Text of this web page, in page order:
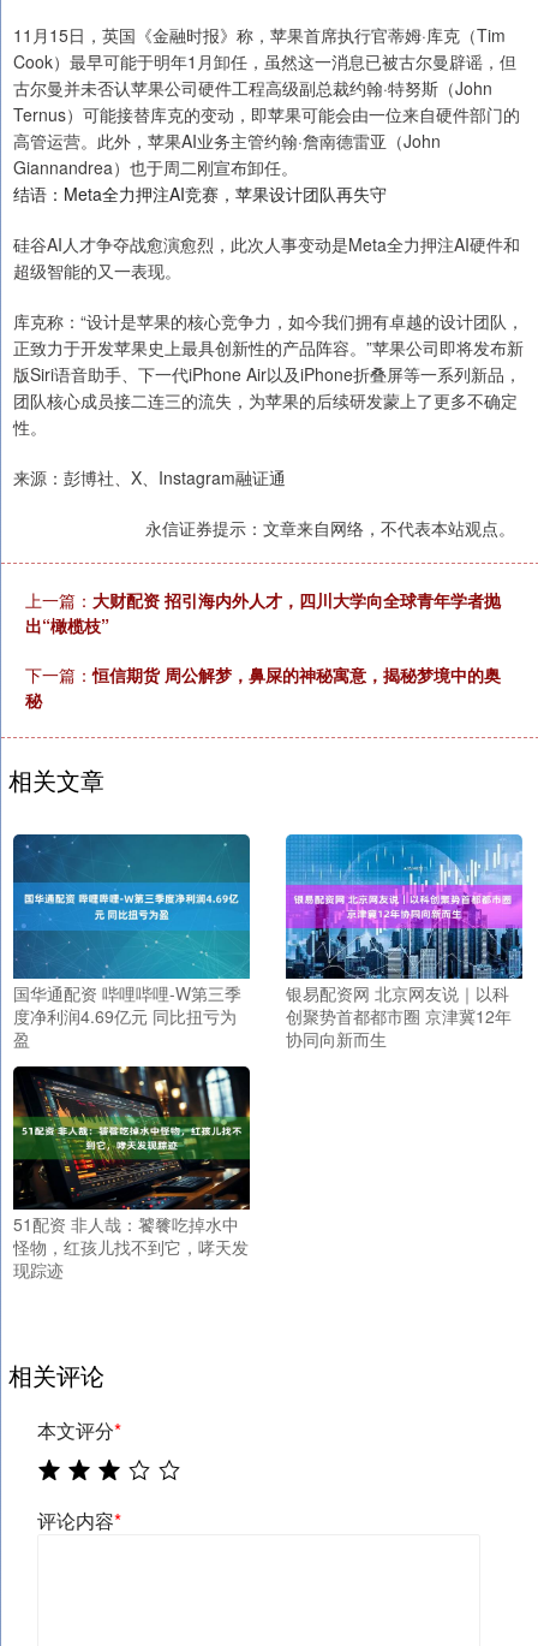
11月15日，英国《金融时报》称，苹果首席执行官蒂姆·库克（Tim
Cook）最早可能于明年1月卸任，虽然这一消息已被古尔曼辟谣，但
古尔曼并未否认苹果公司硬件工程高级副总裁约翰·特努斯（John
Ternus）可能接替库克的变动，即苹果可能会由一位来自硬件部门的
高管运营。此外，苹果AI业务主管约翰·詹南德雷亚（John
Giannandrea）也于周二刚宣布卸任。
结语：Meta全力押注AI竞赛，苹果设计团队再失守
硅谷AI人才争夺战愈演愈烈，此次人事变动是Meta全力押注AI硬件和
超级智能的又一表现。
库克称：“设计是苹果的核心竞争力，如今我们拥有卓越的设计团队，
正致力于开发苹果史上最具创新性的产品阵容。”苹果公司即将发布新
版Siri语音助手、下一代iPhone Air以及iPhone折叠屏等一系列新品，
团队核心成员接二连三的流失，为苹果的后续研发蒙上了更多不确定
性。
来源：彭博社、X、Instagram融证通
永信证券提示：文章来自网络，不代表本站观点。
上一篇： 大财配资 招引海内外人才，四川大学向全球青年学者抛
出“橄榄枝”
下一篇：恒信期货 周公解梦，鼻屎的神秘寓意，揭秘梦境中的奥
秘
相关文章
国华通配资 哔哩哔哩-W第三季
度净利润4.69亿元 同比扭亏为
盈
银易配资网 北京网友说｜以科
创聚势首都都市圈 京津冀12年
协同向新而生
51配资 非人哉：饕餮吃掉水中
怪物，红孩儿找不到它，哮天发
现踪迹
相关评论
本文评分*
评论内容*